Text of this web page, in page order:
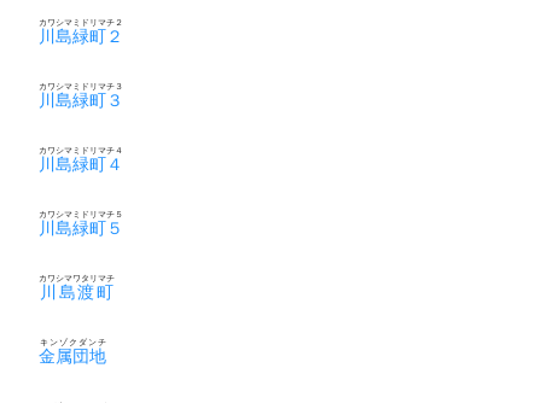
川島緑町２
カワシマミドリマチ２
川島緑町３
カワシマミドリマチ３
川島緑町４
カワシマミドリマチ４
川島緑町５
カワシマミドリマチ５
川島渡町
カワシマワタリマチ
金属団地
キンゾクダンチ